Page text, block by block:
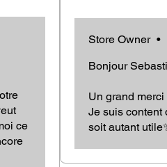
recharge your
with each use.
box,
ce
gamme. Si vous
parole vous ne
Store Owner •
Bonjour
Un grand
Je suis content
soit autant